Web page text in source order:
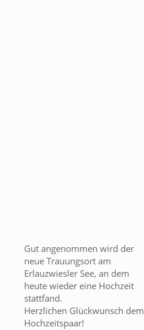
Gut angenommen wird der
neue Trauungsort am
Erlauzwiesler See, an dem
heute wieder eine Hochzeit
stattfand.
Herzlichen Glückwunsch dem
Hochzeitspaar!